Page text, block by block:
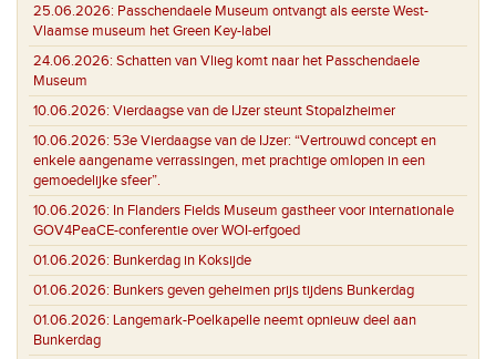
25.06.2026: Passchendaele Museum ontvangt als eerste West-
Vlaamse museum het Green Key-label
24.06.2026: Schatten van Vlieg komt naar het Passchendaele
Museum
10.06.2026: Vierdaagse van de IJzer steunt Stopalzheimer
10.06.2026: 53e Vierdaagse van de IJzer: “Vertrouwd concept en
enkele aangename verrassingen, met prachtige omlopen in een
gemoedelijke sfeer”.
10.06.2026: In Flanders Fields Museum gastheer voor internationale
GOV4PeaCE-conferentie over WOI-erfgoed
01.06.2026: Bunkerdag in Koksijde
01.06.2026: Bunkers geven geheimen prijs tijdens Bunkerdag
01.06.2026: Langemark-Poelkapelle neemt opnieuw deel aan
Bunkerdag